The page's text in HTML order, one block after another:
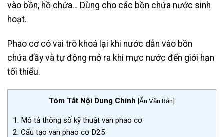
vào bồn, hồ chứa… Dùng cho các bồn chứa nước sinh
hoạt.
Phao cơ có vai trò khoá lại khi nước dẫn vào bồn
chứa đầy và tự động mở ra khi mực nước đến giới hạn
tối thiểu.
Tóm Tắt Nội Dung Chính [Ẩn Văn Bản]
1. Mô tả thông số kỹ thuật van phao cơ
2. Cấu tạo van phao cơ D25